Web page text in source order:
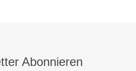
Abonnieren